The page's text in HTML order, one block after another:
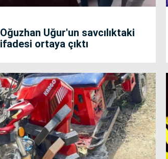
Oğuzhan Uğur'un savcılıktaki
ifadesi ortaya çıktı